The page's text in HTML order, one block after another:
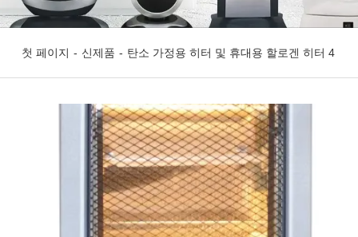
첫 페이지 - 신제품 - 탄소 가정용 히터 및 휴대용 할로겐 히터 4